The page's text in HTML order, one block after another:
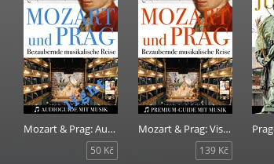
Mozart & Prag: Audiovisueller Guide mit Musikstücken - Light Version
50 Kč
Mozart & Prag: Visueller Guide mit Musikstücken
139 Kč